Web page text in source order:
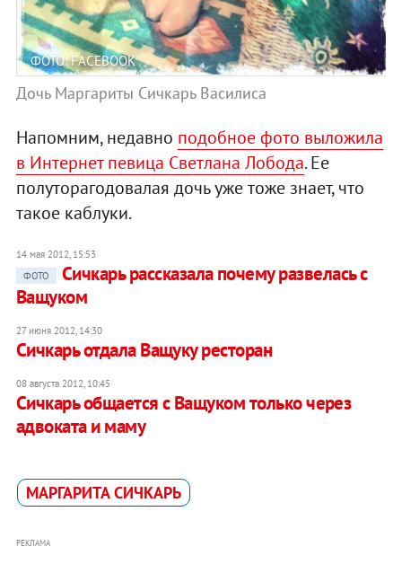
ФОТО: FACEBOOK
Дочь Маргариты Сичкарь Василиса
Напомним, недавно подобное фото выложила
в Интернет певица Светлана Лобода. Ее
полуторагодовалая дочь уже тоже знает, что
такое каблуки.
14 мая 2012, 15:53
ФОТО
Сичкарь рассказала почему развелась с
Ващуком
27 июня 2012, 14:30
Сичкарь отдала Ващуку ресторан
08 августа 2012, 10:45
Сичкарь общается с Ващуком только через
адвоката и маму
МАРГАРИТА СИЧКАРЬ
РЕКЛАМА